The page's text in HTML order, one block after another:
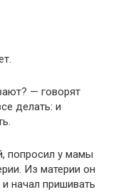
— говорят
делать: и
попросил у мамы
Из материи он
начал пришивать